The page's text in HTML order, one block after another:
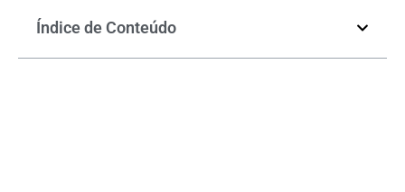
Índice de Conteúdo